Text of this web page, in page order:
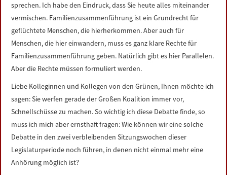
sprechen. Ich habe den Eindruck, dass Sie heute alles miteinander
vermischen. Familienzusammenführung ist ein Grundrecht für
geflüchtete Menschen, die hierherkommen. Aber auch für
Menschen, die hier einwandern, muss es ganz klare Rechte für
Familienzusammenführung geben. Natürlich gibt es hier Parallelen.
Aber die Rechte müssen formuliert werden.
Liebe Kolleginnen und Kollegen von den Grünen, Ihnen möchte ich
sagen: Sie werfen gerade der Großen Koalition immer vor,
Schnellschüsse zu machen. So wichtig ich diese Debatte finde, so
muss ich mich aber ernsthaft fragen: Wie können wir eine solche
Debatte in den zwei verbleibenden Sitzungswochen dieser
Legislaturperiode noch führen, in denen nicht einmal mehr eine
Anhörung möglich ist?